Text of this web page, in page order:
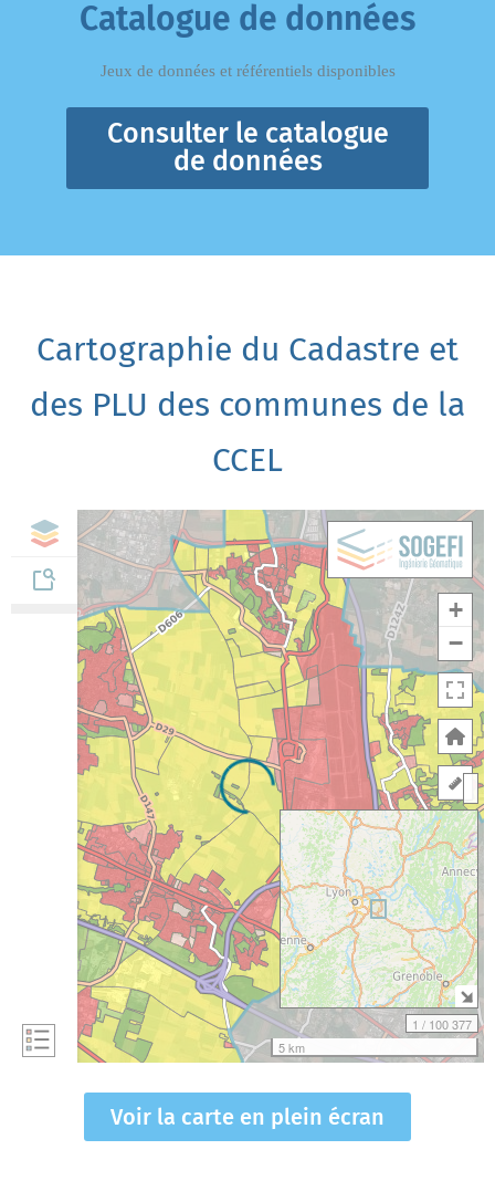
Catalogue de données
Jeux de données et référentiels disponibles
Consulter le catalogue
de données
Cartographie du Cadastre et
des PLU des communes de la
CCEL
Voir la carte en plein écran